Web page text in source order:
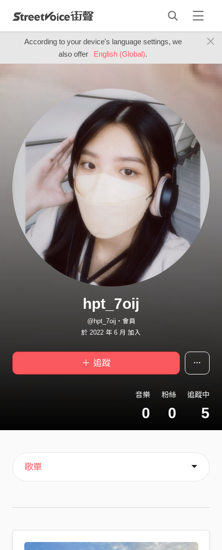
According to your device's language settings, we
also offer
English (Global).
hpt_7oij
@hpt_7oij・會員
於 2022 年 6 月 加入
＋ 追蹤
音樂
0
粉絲
0
追蹤中
5
主頁
歌單
喜歡
關於